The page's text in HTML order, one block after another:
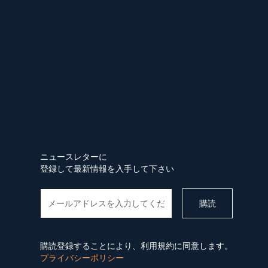
ニュースレターに
登録して最新情報を入手して下さい
購読登録することにより、利用規約に同意します。
プライバシーポリシー